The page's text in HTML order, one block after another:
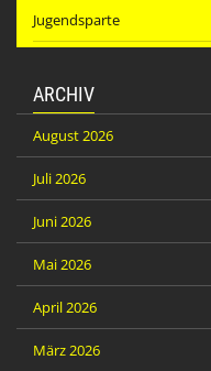
Jugendsparte
ARCHIV
August 2026
Juli 2026
Juni 2026
Mai 2026
April 2026
März 2026